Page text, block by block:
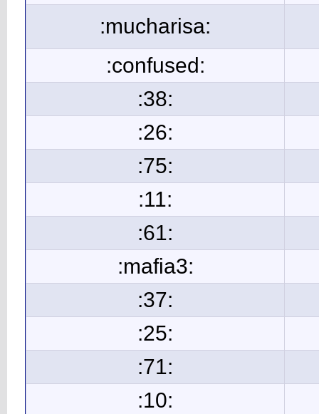
:mucharisa:
:confused:
:38:
:26:
:75:
:11:
:61:
:mafia3:
:37:
:25:
:71:
:10: